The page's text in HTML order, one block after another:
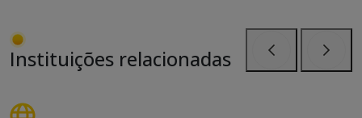
Instituições relacionadas